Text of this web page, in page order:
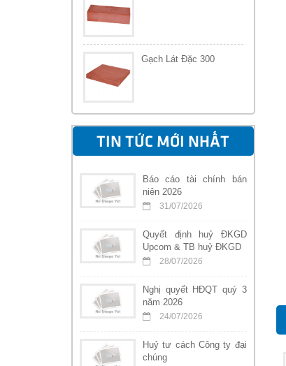
Gạch Lát Đặc 300
TIN TỨC MỚI NHẤT
Báo cáo tài chính bán
niên 2026
31/07/2026
Quyết định huỷ ĐKGD
Upcom & TB huỷ ĐKGD
28/07/2026
Nghị quyết HĐQT quý 3
năm 2026
24/07/2026
Huỷ tư cách Công ty đại
chúng